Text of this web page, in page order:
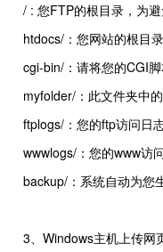
/ : 您FTP的根目录，为
htdocs/：您网站的根目
cgi-bin/：请将您的CGI
myfolder/：此文件夹中
ftplogs/：您的ftp访问日
wwwlogs/：您的www访
backup/：系统自动为您
3、Windows主机上传网